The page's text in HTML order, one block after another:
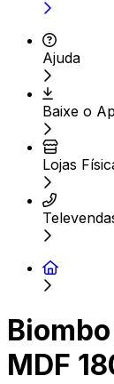
Ajuda
Baixe o
Lojas
MDF